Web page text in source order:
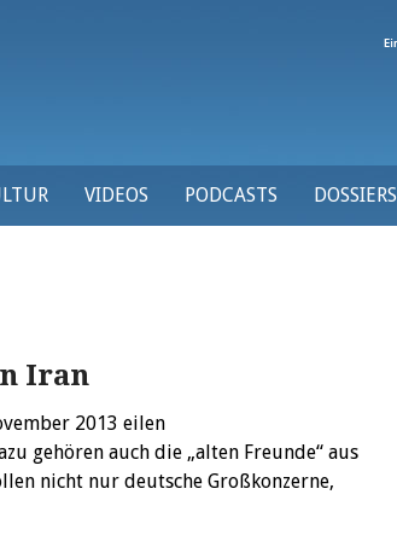
VIDEOS PODCASTS DOSSIERS
Iran
2013 eilen
gehören auch die „alten Freunde“ aus
nicht nur deutsche Großkonzerne,